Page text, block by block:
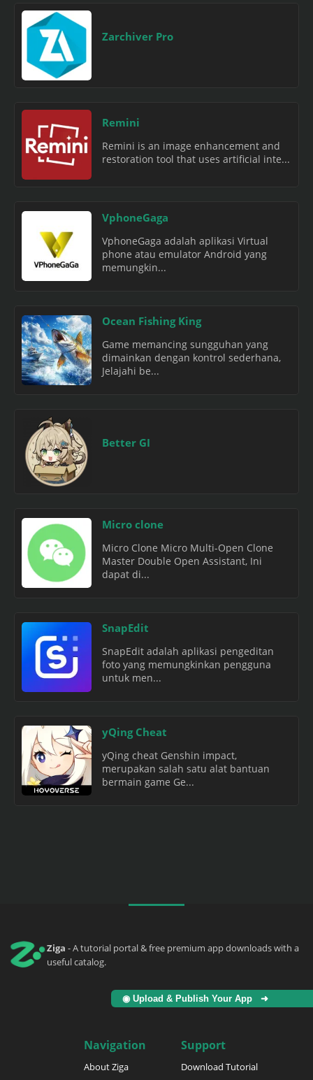
Zarchiver Pro
Remini
Remini is an image enhancement and
restoration tool that uses artificial inte...
VphoneGaga
VphoneGaga adalah aplikasi Virtual
phone atau emulator Android yang
memungkin...
Ocean Fishing King
Game memancing sungguhan yang
dimainkan dengan kontrol sederhana,
Jelajahi be...
Better GI
Micro clone
Micro Clone Micro Multi-Open Clone
Master Double Open Assistant, Ini
dapat di...
SnapEdit
SnapEdit adalah aplikasi pengeditan
foto yang memungkinkan pengguna
untuk men...
yQing Cheat
yQing cheat Genshin impact,
merupakan salah satu alat bantuan
bermain game Ge...
Ziga - A tutorial portal & free premium app downloads with a
useful catalog.
◉ Upload & Publish Your App ➜
Navigation
About Ziga
Support
Download Tutorial